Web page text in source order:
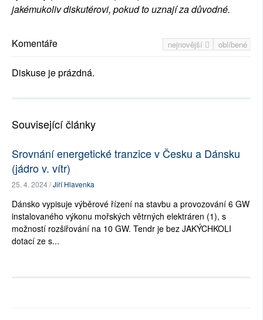
jakémukoliv diskutérovi, pokud to uznají za důvodné.
nejnovější oblíbené
Komentáře
Diskuse je prázdná.
Související články
Srovnání energetické tranzice v Česku a Dánsku
(jádro v. vítr)
25. 4. 2024 /Jiří Hlavenka
Dánsko vypisuje výběrové řízení na stavbu a provozování 6 GW
instalovaného výkonu mořských větrných elektráren (1), s
možností rozšiřování na 10 GW. Tendr je bez JAKÝCHKOLI
dotací ze s...